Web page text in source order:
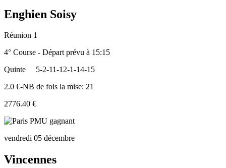
Enghien Soisy
Réunion 1
4° Course - Départ prévu à 15:15
Quinte
5-2-11-12-1-14-15
2.0 €-NB de fois la mise: 21
2776.40 €
vendredi 05 décembre
Vincennes